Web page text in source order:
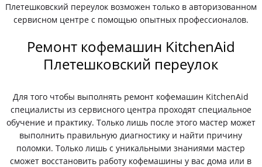
Плетешковский переулок возможен только в авторизованном
сервисном центре с помощью опытных профессионалов.
Ремонт кофемашин KitchenAid
Плетешковский переулок
Для того чтобы выполнять ремонт кофемашин KitchenAid
специалисты из сервисного центра проходят специальное
обучение и практику. Только лишь после этого мастер может
выполнить правильную диагностику и найти причину
поломки. Только лишь с уникальными знаниями мастер
сможет восстановить работу кофемашины у вас дома или в